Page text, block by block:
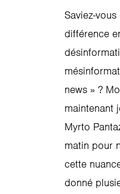
Saviez-vous
différence
news » ?
maintenant
Myrto
matin pour
cette
donné